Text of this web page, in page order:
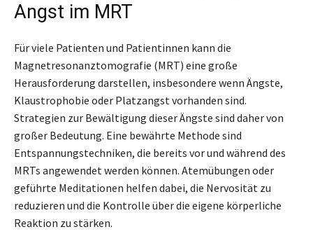
Angst im MRT
Für viele Patienten und Patientinnen kann die
Magnetresonanztomografie (MRT) eine große
Herausforderung darstellen, insbesondere wenn Ängste,
Klaustrophobie oder Platzangst vorhanden sind.
Strategien zur Bewältigung dieser Ängste sind daher von
großer Bedeutung. Eine bewährte Methode sind
Entspannungstechniken, die bereits vor und während des
MRTs angewendet werden können. Atemübungen oder
geführte Meditationen helfen dabei, die Nervosität zu
reduzieren und die Kontrolle über die eigene körperliche
Reaktion zu stärken.